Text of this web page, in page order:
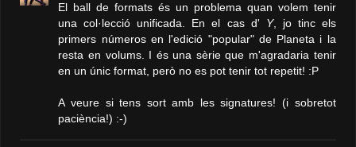
El ball de formats és un problema quan volem tenir
una col·lecció unificada. En el cas d' Y, jo tinc els
primers números en l'edició "popular" de Planeta i la
resta en volums. I és una sèrie que m'agradaria tenir
en un únic format, però no es pot tenir tot repetit! :P
A veure si tens sort amb les signatures! (i sobretot
paciència!) :-)